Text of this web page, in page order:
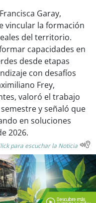
Garay,
vincular la formación
del territorio.
capacidades en
desde etapas
con desafíos
Frey,
valoró el trabajo
y señaló que
en soluciones
2026.
para escuchar la Noticia